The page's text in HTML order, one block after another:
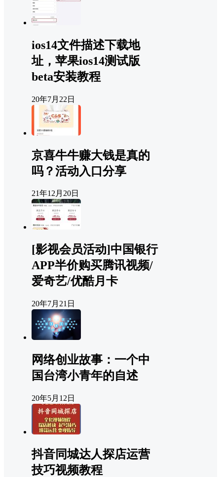
ios14文件描述下载地
址，苹果ios14测试版
beta安装教程
20年7月22日
京喜牛牛赚大钱是真的
吗？活动入口分享
21年12月20日
[影视会员活动]中国银行
APP半价购买腾讯视频/
爱奇艺/优酷月卡
20年7月21日
网络创业故事：一个中
国台湾小青年的自述
20年5月12日
抖音同城达人探店运营
技巧视频教程